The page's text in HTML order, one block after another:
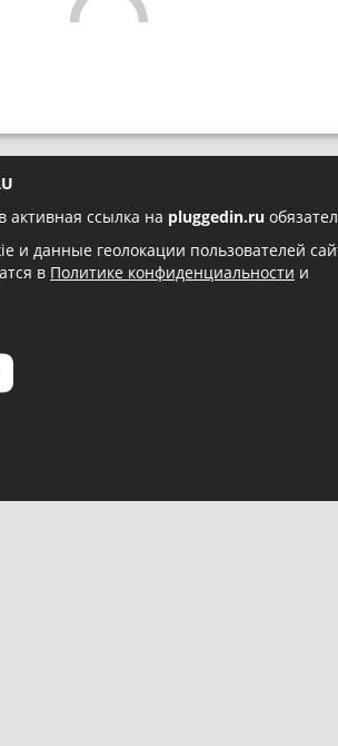
активная ссылка на pluggedin.ru
и данные геолокации пользователей
в Политике конфиденциальности и